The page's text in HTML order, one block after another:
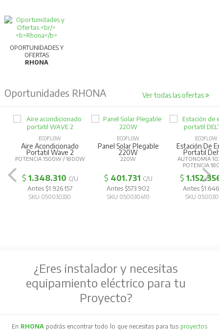
OPORTUNIDADES Y
OFERTAS
RHONA
Oportunidades RHONA Ver todas las ofertas
ECOFLOW
Aire Acondicionado
Portatil Wave 2
POTENCIA 1500W / 1800W
$ 1.348.310 C/U
Antes $1.926.157
SKU 050030330
ECOFLOW
Panel Solar Plegable
220W
220W
$ 401.731 C/U
Antes $573.902
SKU 050030410
ECOFLOW
Estación De
Portatil
AUTONOMÍA
POTENCIA
$
Antes
SKU
¿Eres instalador y necesitas
equipamiento eléctrico para tu
Proyecto?
En RHONA podrás encontrar todo lo que necesitas para tus proyectos